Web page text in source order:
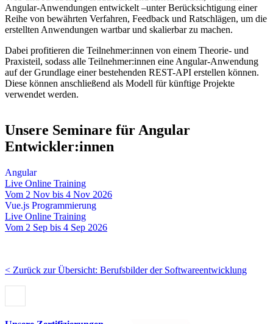
Angular-Anwendungen entwickelt –unter Berücksichtigung einer
Reihe von bewährten Verfahren, Feedback und Ratschlägen, um die
erstellten Anwendungen wartbar und skalierbar zu machen.
Dabei profitieren die Teilnehmer:innen von einem Theorie- und
Praxisteil, sodass alle Teilnehmer:innen eine Angular-Anwendung
auf der Grundlage einer bestehenden REST-API erstellen können.
Diese können anschließend als Modell für künftige Projekte
verwendet werden.
Unsere Seminare für Angular
Entwickler:innen
Angular
Live Online Training
Vom 2 Nov bis 4 Nov 2026
Vue.js Programmierung
Live Online Training
Vom 2 Sep bis 4 Sep 2026
< Zurück zur Übersicht: Berufsbilder der Softwareentwicklung